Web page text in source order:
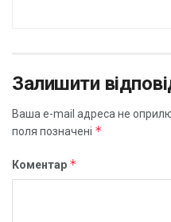
Залишити
Ваша e-mail адреса не
поля позначені *
Коментар *